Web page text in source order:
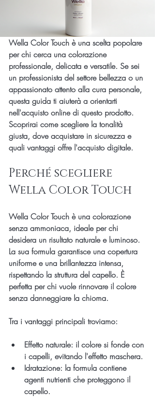
Wella Color Touch è una scelta popolare
per chi cerca una colorazione
professionale, delicata e versatile. Se sei
un professionista del settore bellezza o un
appassionato attento alla cura personale,
questa guida ti aiuterà a orientarti
nell'acquisto online di questo prodotto.
Scoprirai come scegliere la tonalità
giusta, dove acquistare in sicurezza e
quali vantaggi offre l'acquisto digitale.
Perché scegliere
Wella Color Touch
Wella Color Touch è una colorazione
senza ammoniaca, ideale per chi
desidera un risultato naturale e luminoso.
La sua formula garantisce una copertura
uniforme e una brillantezza intensa,
rispettando la struttura del capello. È
perfetta per chi vuole rinnovare il colore
senza danneggiare la chioma.
Tra i vantaggi principali troviamo:
Effetto naturale: il colore si fonde con
i capelli, evitando l'effetto maschera.
Idratazione: la formula contiene
agenti nutrienti che proteggono il
capello.